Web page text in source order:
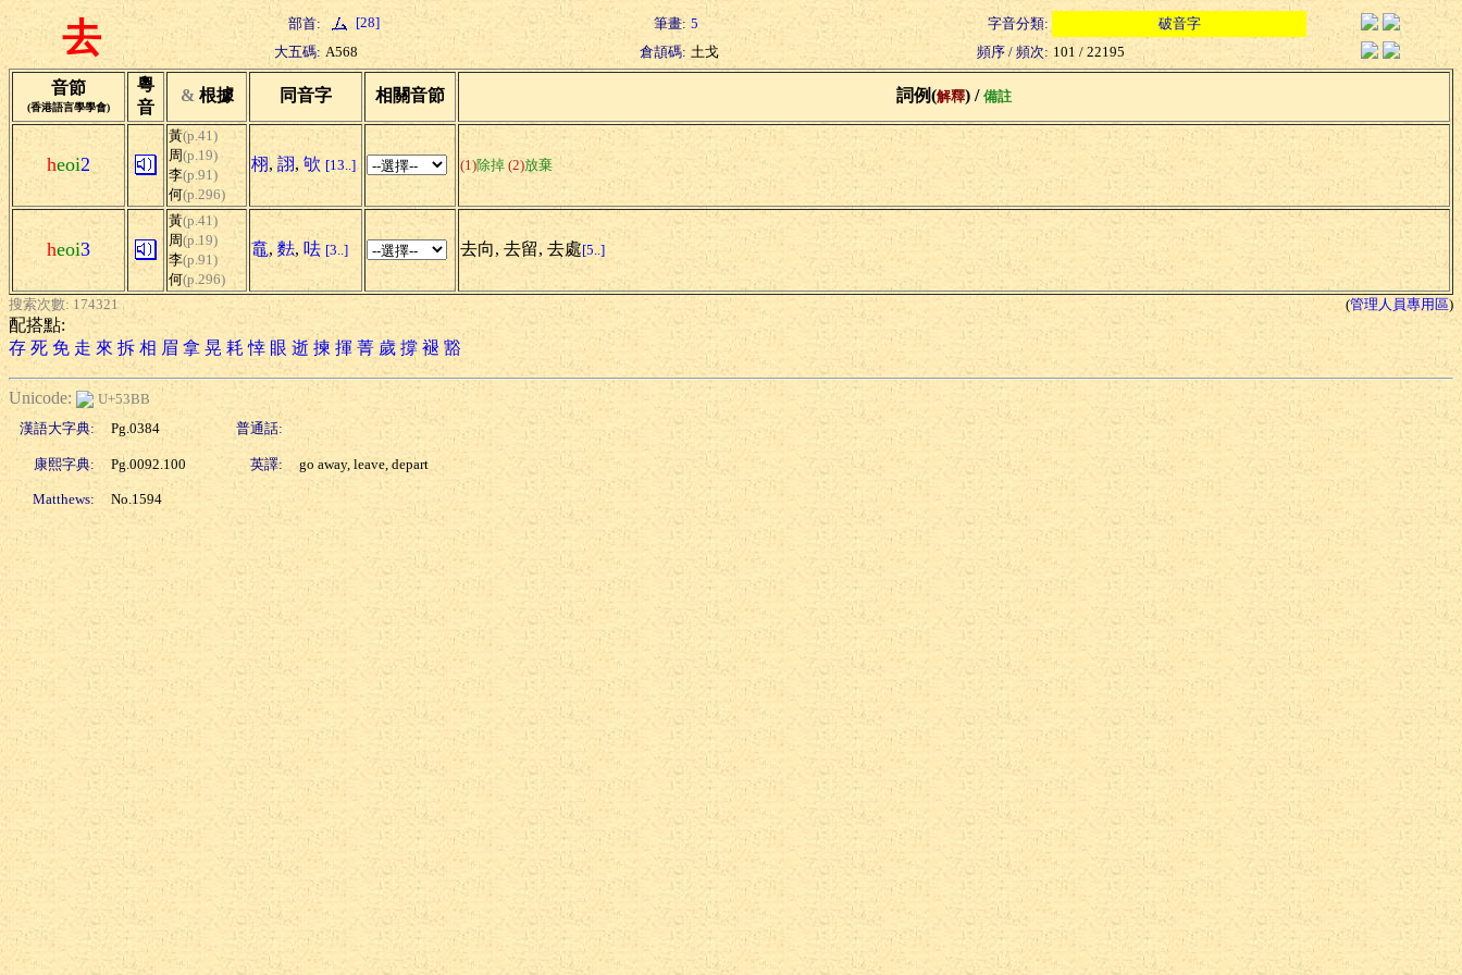
去 部首: [28] 筆畫: 5 字音分類:
破音字
大五碼: A568 倉頡碼: 土戈 頻序 / 頻次: 101 / 22195
音節
(香港語言學學會)
粵
音
& 根據 同音字 相關音節 詞例(解釋) / 備註
heoi2
黃(p.41)
周(p.19)
李(p.91)
何(p.296)
栩, 詡, 欨 [13..] (1)除掉 (2)放棄
heoi3
黃(p.41)
周(p.19)
李(p.91)
何(p.296)
鼁, 麮, 呿 [3..] 去向, 去留, 去處[5..]
搜索次數: 174321 (管理人員專用區)
配搭點:
存 死 免 走 來 拆 相 眉 拿 晃 耗 悻 眼 逝 揀 揮 菁 歲 撐 褪 豁
Unicode:
U+53BB
漢語大字典:
Pg.0384 普通話:
康熙字典: Pg.0092.100 英譯: go away, leave, depart
Matthews: No.1594